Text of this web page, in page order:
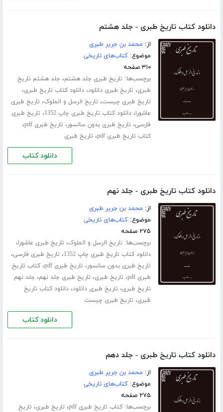
دانلود کتاب تاریخ طبری - جلد هشتم
از: محمد بن جریر طبری
موضوع:کتاب‌های تاریخی
۳۱۰ صفحه
برچسب‌ها: تاریخ طبری جلد هشتم، جلد هشتم تاریخ
طبری، تاریخ طبری دانلود،دانلود کتاب تاریخ طبری،
تاریخ طبری چیست، تاریخ الرسل و الملوک، تاریخ طبری
عاشورا،دانلود کتاب تاریخ طبری چاپ 1352 ، تاریخ طبری
فارسی، تاریخ طبری بدون سانسور، تاریخ طبری pdf ،
کتاب تاریخ طبری pdf ، تاریخ طبری
دانلود کتاب
دانلود کتاب تاریخ طبری - جلد نهم
از: محمد بن جریر طبری
موضوع:کتاب‌های تاریخی
۲۷۵ صفحه
برچسب‌ها: تاریخ الرسل و الملوک، تاریخ طبری عاشورا،
دانلود کتاب تاریخ طبری چاپ 1352 ، تاریخ طبری فارسی،
تاریخ طبری بدون سانسور، تاریخ طبری pdf ،کتاب تاریخ
طبری pdf
، تاریخ طبری، تاریخ طبری جلد نهم، جلد نهم
تاریخ طبری، تاریخ طبری دانلود،دانلود کتاب تاریخ
طبری، تاریخ طبری چیست
دانلود کتاب
دانلود کتاب تاریخ طبری - جلد دهم
از: محمد بن جریر طبری
موضوع:کتاب‌های تاریخی
۲۷۵ صفحه
برچسب‌ها:کتاب تاریخ طبری pdf ، تاریخ طبری، تاریخ